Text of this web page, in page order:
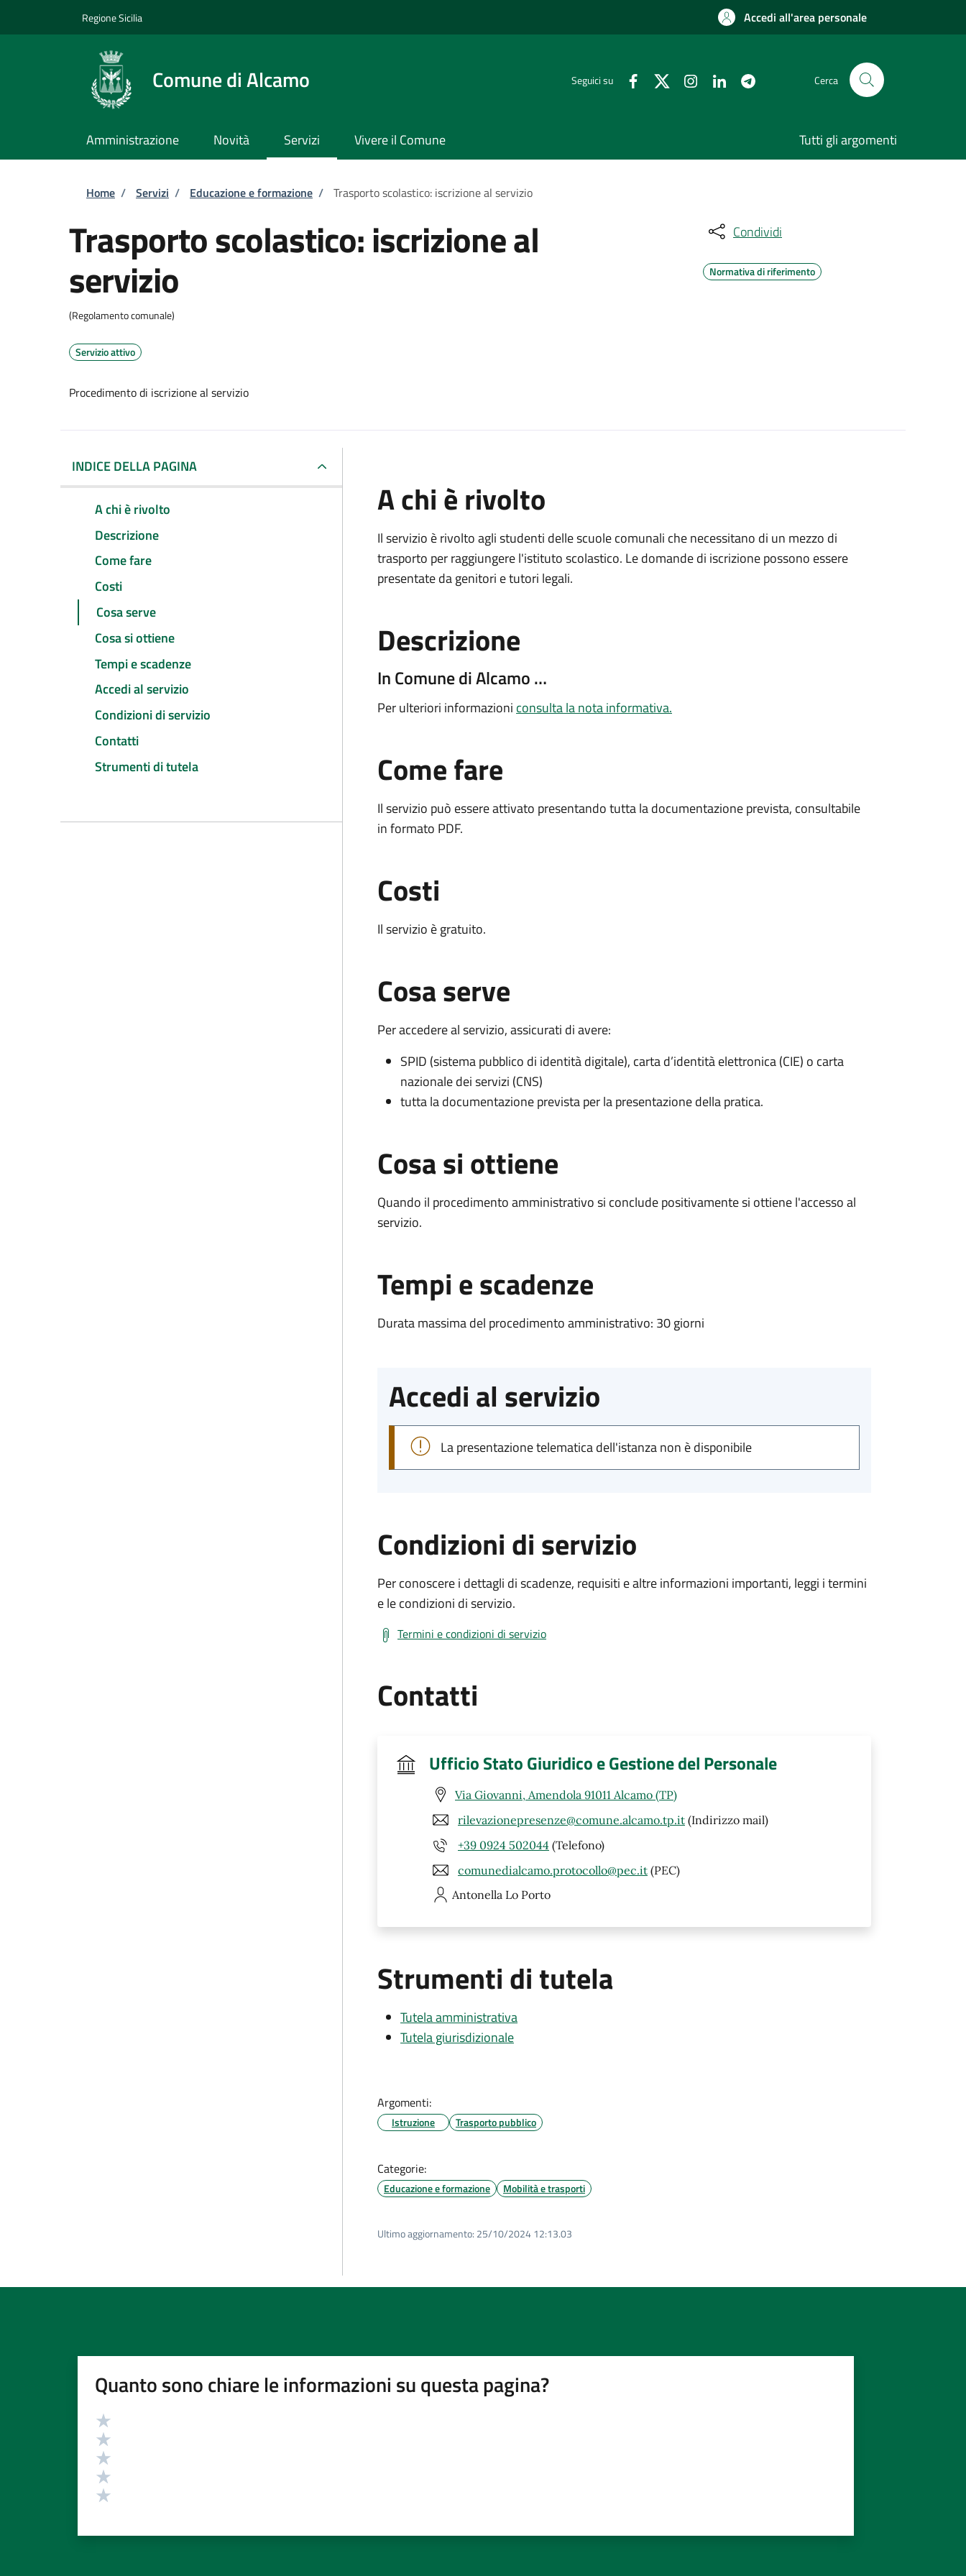
Regione Sicilia Accedi all'area personale
Comune di Alcamo Seguici su Cerca
Amministrazione Novità Servizi Vivere il Comune Tutti gli argomenti
Briciole di pane
Home / Servizi / Educazione e formazione / Trasporto scolastico: iscrizione al servizio
Trasporto scolastico: iscrizione al
servizio
(Regolamento comunale)
Servizio attivo
Procedimento di iscrizione al servizio
Condividi
Normativa di riferimento
INDICE DELLA PAGINA
A chi è rivolto
Descrizione
Come fare
Costi
Cosa serve
Cosa si ottiene
Tempi e scadenze
Accedi al servizio
Condizioni di servizio
Contatti
Strumenti di tutela
A chi è rivolto
Il servizio è rivolto agli studenti delle scuole comunali che necessitano di un mezzo di
trasporto per raggiungere l'istituto scolastico. Le domande di iscrizione possono essere
presentate da genitori e tutori legali.
Descrizione
In Comune di Alcamo …
Per ulteriori informazioni consulta la nota informativa.
Come fare
Il servizio può essere attivato presentando tutta la documentazione prevista, consultabile
in formato PDF.
Costi
Il servizio è gratuito.
Cosa serve
Per accedere al servizio, assicurati di avere:
SPID (sistema pubblico di identità digitale), carta d’identità elettronica (CIE) o carta
nazionale dei servizi (CNS)
tutta la documentazione prevista per la presentazione della pratica.
Cosa si ottiene
Quando il procedimento amministrativo si conclude positivamente si ottiene l'accesso al
servizio.
Tempi e scadenze
Durata massima del procedimento amministrativo: 30 giorni
Accedi al servizio
La presentazione telematica dell'istanza non è disponibile
Condizioni di servizio
Per conoscere i dettagli di scadenze, requisiti e altre informazioni importanti, leggi i termini
e le condizioni di servizio.
Termini e condizioni di servizio
Contatti
Ufficio Stato Giuridico e Gestione del Personale
Via Giovanni, Amendola 91011 Alcamo (TP)
rilevazionepresenze@comune.alcamo.tp.it (Indirizzo mail)
+39 0924 502044 (Telefono)
comunedialcamo.protocollo@pec.it (PEC)
Antonella Lo Porto
Strumenti di tutela
Tutela amministrativa
Tutela giurisdizionale
Argomenti:
Istruzione Trasporto pubblico
Categorie:
Educazione e formazione Mobilità e trasporti
Ultimo aggiornamento: 25/10/2024 12:13.03
Quanto sono chiare le informazioni su questa pagina?
Valutazione